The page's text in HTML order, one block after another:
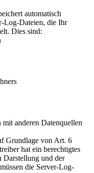
automatisch
Log-Dateien, die Ihr
Dies sind:
anderen Datenquellen
Grundlage von Art. 6
hat ein berechtigtes
Darstellung und der
die Server-Log-